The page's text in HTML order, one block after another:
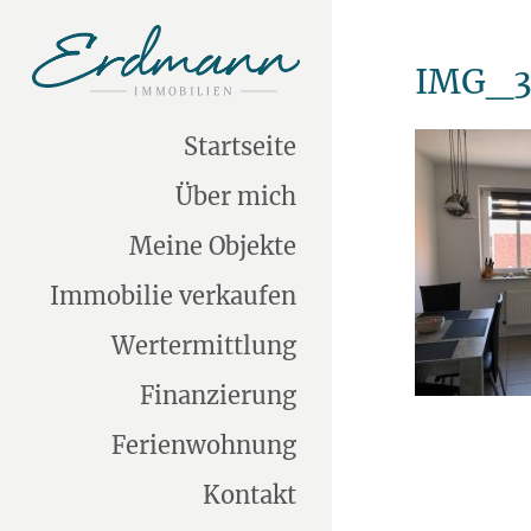
Startseite
Über mich
Meine Objekte
Immobilie verkaufen
Wertermittlung
Finanzierung
Ferienwohnung
Kontakt